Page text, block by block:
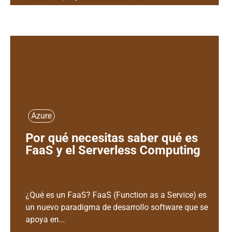
Azure
Por qué necesitas saber qué es
FaaS y el Serverless Computing
¿Qué es un FaaS? FaaS (Function as a Service) es
un nuevo paradigma de desarrollo software que se
apoya en...